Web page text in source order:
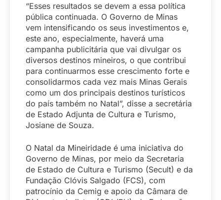
“Esses resultados se devem a essa política
pública continuada. O Governo de Minas
vem intensificando os seus investimentos e,
este ano, especialmente, haverá uma
campanha publicitária que vai divulgar os
diversos destinos mineiros, o que contribui
para continuarmos esse crescimento forte e
consolidarmos cada vez mais Minas Gerais
como um dos principais destinos turísticos
do país também no Natal”, disse a secretária
de Estado Adjunta de Cultura e Turismo,
Josiane de Souza.
O Natal da Mineiridade é uma iniciativa do
Governo de Minas, por meio da Secretaria
de Estado de Cultura e Turismo (Secult) e da
Fundação Clóvis Salgado (FCS), com
patrocínio da Cemig e apoio da Câmara de